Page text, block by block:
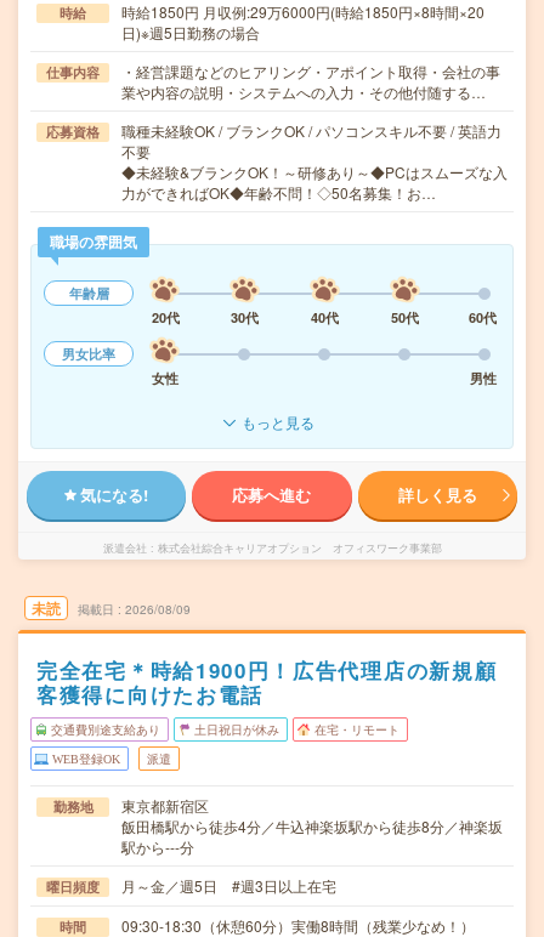
時給
時給1850円 月収例:29万6000円(時給1850円×8時間×20
日)※週5日勤務の場合
仕事内容
・経営課題などのヒアリング・アポイント取得・会社の事
業や内容の説明・システムへの入力・その他付随する…
応募資格
職種未経験OK / ブランクOK / パソコンスキル不要 / 英語力
不要
◆未経験&ブランクOK！～研修あり～◆PCはスムーズな入
力ができればOK◆年齢不問！◇50名募集！お…
職場の雰囲気
年齢層
20代
30代 40代 50代
60代
男女比率
女性
男性
もっと見る
気になる! 応募へ進む 詳しく見る
派遣会社 株式会社綜合キャリアオプション オフィスワーク事業部
未読 掲載日 2026/08/09
完全在宅＊時給1900円！広告代理店の新規顧
客獲得に向けたお電話
交通費別途支給あり 土日祝日が休み 在宅・リモート
WEB登録OK 派遣
勤務地
東京都新宿区
飯田橋駅から徒歩4分／牛込神楽坂駅から徒歩8分／神楽坂
駅から---分
曜日頻度 月～金／週5日 #週3日以上在宅
時間 09:30-18:30（休憩60分）実働8時間（残業少なめ！）